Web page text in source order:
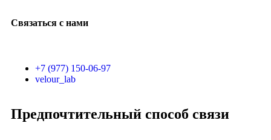
Связаться с нами
+7 (977) 150-06-97
velour_lab
Предпочтительный способ связи